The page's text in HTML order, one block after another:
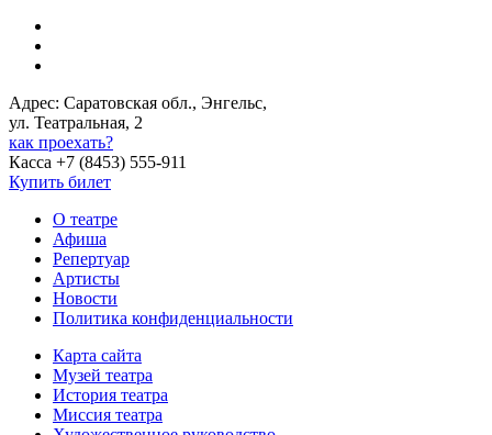
Адрес: Саратовская обл., Энгельс,
ул. Театральная, 2
как проехать?
Касса +7 (8453) 555-911
Купить билет
О театре
Афиша
Репертуар
Артисты
Новости
Политика конфиденциальности
Карта сайта
Музей театра
История театра
Миссия театра